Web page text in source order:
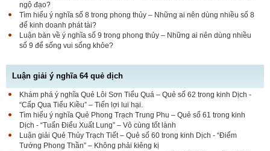
ngộ đạo?
Tìm hiểu ý nghĩa số 8 trong phong thủy – Những ai nên dùng nhiều số 8
để kinh doanh phát tài?
Luận bàn về ý nghĩa số 9 trong phong thủy – Những ai nên dùng nhiều
số 9 để sống vui sống khỏe?
Luận giải ý nghĩa 64 quẻ dịch
Khám phá ý nghĩa Quẻ Lôi Sơn Tiểu Quá – Quẻ số 62 trong kinh Dịch -
“Cấp Qua Tiểu Kiều” – Tiến lợi lui hại.
Tìm hiểu ý nghĩa Quẻ Phong Trạch Trung Phu – Quẻ số 61 trong kinh
Dịch - “Tuấn Điểu Xuất Lung” – Vô cùng tốt lành
Luận giải Quẻ Thủy Trạch Tiết – Quẻ số 60 trong kinh Dịch - “Điểm
Tướng Phong Thần” – Không phải kiêng kị